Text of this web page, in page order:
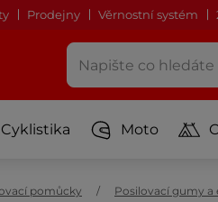
Prodejny Věrnostní systém
Cyklistika Moto
pomůcky Posilovací gumy a